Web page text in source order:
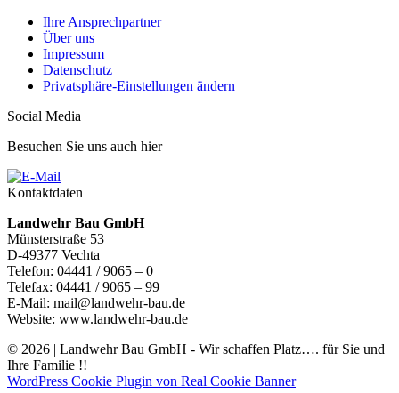
Ihre Ansprechpartner
Über uns
Impressum
Datenschutz
Privatsphäre-Einstellungen ändern
Social Media
Besuchen Sie uns auch hier
Kontaktdaten
Landwehr Bau GmbH
Münsterstraße 53
D-49377 Vechta
Telefon: 04441 / 9065 – 0
Telefax: 04441 / 9065 – 99
E-Mail: mail@landwehr-bau.de
Website: www.landwehr-bau.de
© 2026 | Landwehr Bau GmbH - Wir schaffen Platz…. für Sie und
Ihre Familie !!
WordPress Cookie Plugin von Real Cookie Banner